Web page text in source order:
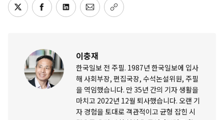
이충재
한국일보 전 주필. 1987년 한국일보에 입사
해 사회부장, 편집국장, 수석논설위원, 주필
을 역임했습니다. 만 35년 간의 기자 생활을
마치고 2022년 12월 퇴사했습니다. 오랜 기
자 경험을 토대로 객관적이고 균형 잡힌 시